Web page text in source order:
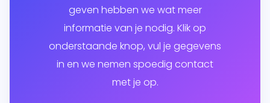
geven hebben we wat meer
informatie van je nodig. Klik op
onderstaande knop, vul je gegevens
in en we nemen spoedig contact
met je op.